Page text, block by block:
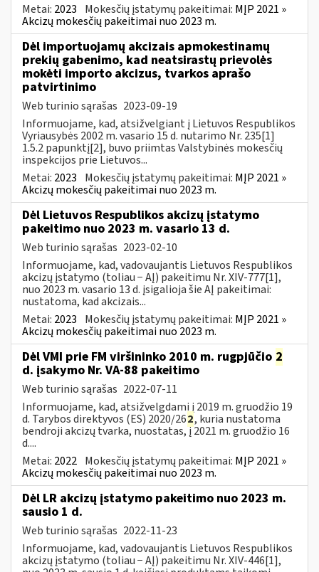
Metai: 2023 Mokesčių įstatymų pakeitimai: MĮP 2021 »
Akcizų mokesčių pakeitimai nuo 2023 m.
Dėl importuojamų akcizais apmokestinamų
prekių gabenimo, kad neatsirastų prievolės
mokėti importo akcizus, tvarkos aprašo
patvirtinimo
Web turinio sąrašas 2023-09-19
Informuojame, kad, atsižvelgiant į Lietuvos Respublikos
Vyriausybės 2002 m. vasario 15 d. nutarimo Nr. 235[1]
1.5.2 papunktį[2], buvo priimtas Valstybinės mokesčių
inspekcijos prie Lietuvos...
Metai: 2023 Mokesčių įstatymų pakeitimai: MĮP 2021 »
Akcizų mokesčių pakeitimai nuo 2023 m.
Dėl Lietuvos Respublikos akcizų įstatymo
pakeitimo nuo 2023 m. vasario 13 d.
Web turinio sąrašas 2023-02-10
Informuojame, kad, vadovaujantis Lietuvos Respublikos
akcizų įstatymo (toliau − AĮ) pakeitimu Nr. XIV-777[1],
nuo 2023 m. vasario 13 d. įsigalioja šie AĮ pakeitimai:
nustatoma, kad akcizais...
Metai: 2023 Mokesčių įstatymų pakeitimai: MĮP 2021 »
Akcizų mokesčių pakeitimai nuo 2023 m.
Dėl VMI prie FM viršininko 2010 m. rugpjūčio 2
d. įsakymo Nr. VA-88 pakeitimo
Web turinio sąrašas 2022-07-11
Informuojame, kad, atsižvelgdami į 2019 m. gruodžio 19
d. Tarybos direktyvos (ES) 2020/262, kuria nustatoma
bendroji akcizų tvarka, nuostatas, į 2021 m. gruodžio 16
d....
Metai: 2022 Mokesčių įstatymų pakeitimai: MĮP 2021 »
Akcizų mokesčių pakeitimai nuo 2023 m.
Dėl LR akcizų įstatymo pakeitimo nuo 2023 m.
sausio 1 d.
Web turinio sąrašas 2022-11-23
Informuojame, kad, vadovaujantis Lietuvos Respublikos
akcizų įstatymo (toliau − AĮ) pakeitimu Nr. XIV-446[1],